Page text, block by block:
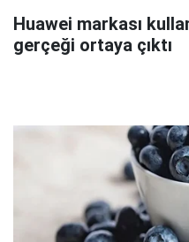
Huawei markası
gerçeği ortaya çıktı